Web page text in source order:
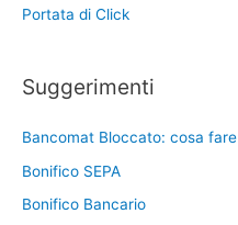
Portata di Click
Suggerimenti
Bancomat Bloccato: cosa fare
Bonifico SEPA
Bonifico Bancario